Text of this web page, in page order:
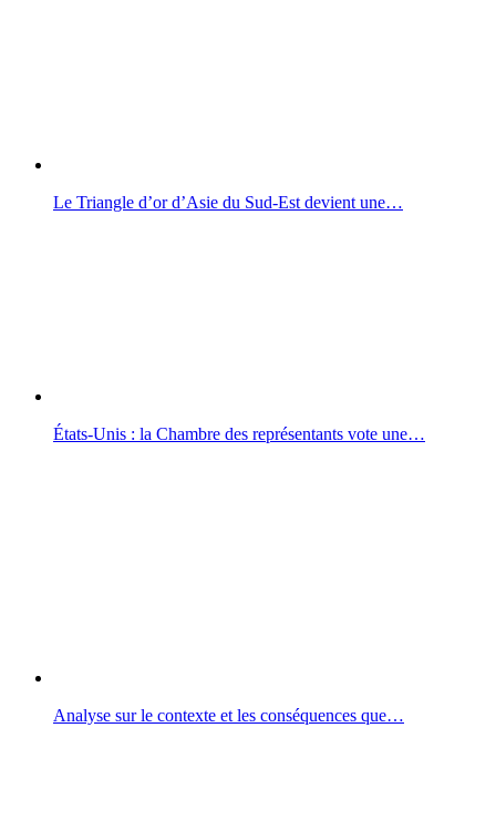
Le Triangle d’or d’Asie du Sud-Est devient une…
États-Unis : la Chambre des représentants vote une…
Analyse sur le contexte et les conséquences que…